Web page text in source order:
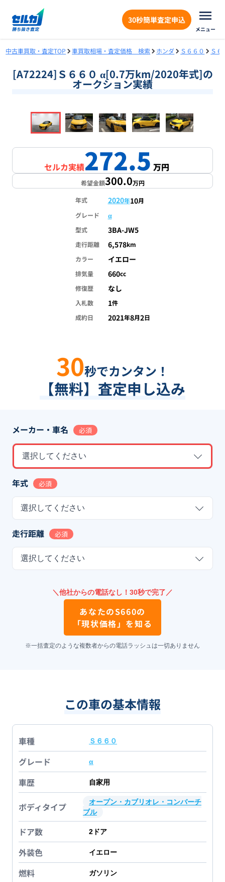
30秒簡単査定申込
メニュー
中古車買取・査定TOP 車買取相場・査定価格 検索 ホンダ Ｓ６６０ Ｓ６
[A72224]Ｓ６６０ α[0.7万km/2020年式]の
オークション実績
1/18
セルカ実績272.5万円
希望金額300.0万円
年式 2020年10月
グレード
α
型式 3BA-JW5
走行距離 6,578km
カラー
イエロー
排気量 660cc
修復歴
なし
入札数 1件
成約日
2021年8月2日
30秒でカンタン！
【無料】査定申し込み
メーカー・車名 必須
選択してください
年式 必須
選択してください
走行距離 必須
選択してください
＼他社からの電話なし！30秒で完了／
あなたのS660の
「現状価格」を知る
※一括査定のような複数者からの電話ラッシュは一切ありません
この車の基本情報
車種 Ｓ６６０
グレード α
車歴 自家用
ボディタイプ
オープン・カブリオレ・コンバーチ
ブル
ドア数 2 ドア
外装色 イエロー
燃料 ガソリン